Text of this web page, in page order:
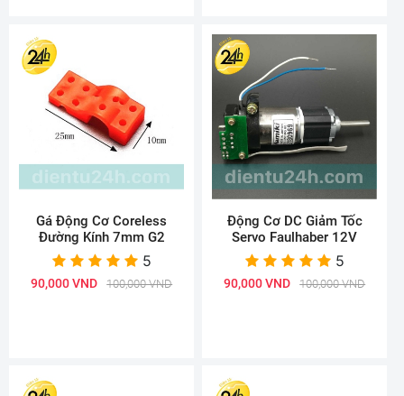
Gá Động Cơ Coreless
Đường Kính 7mm G2
5
90,000 VND 100,000 VND
Động Cơ DC Giảm Tốc
Servo Faulhaber 12V
5
90,000 VND 100,000 VND